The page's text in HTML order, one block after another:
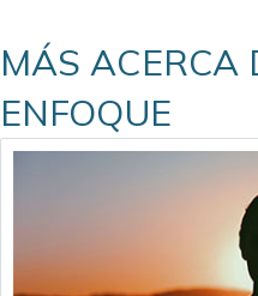
MÁS ACERCA
ENFOQUE